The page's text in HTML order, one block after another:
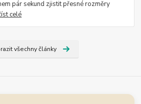
pár sekund zjistit přesné rozměry
celé
všechny články